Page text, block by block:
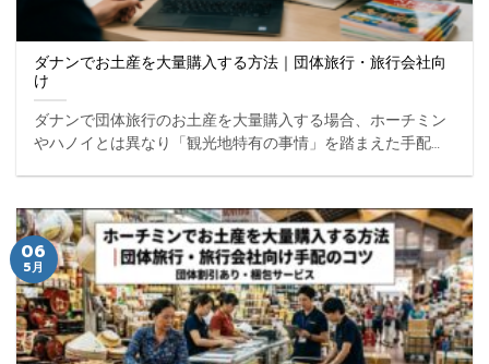
ダナンでお土産を大量購入する方法｜団体旅行・旅行会社向
け
ダナンで団体旅行のお土産を大量購入する場合、ホーチミン
やハノイとは異なり「観光地特有の事情」を踏まえた手配が
予算 ... ...
06
5月